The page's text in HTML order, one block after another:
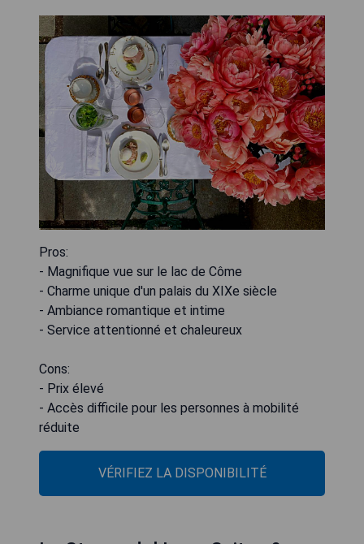
Pros:
- Magnifique vue sur le lac de Côme
- Charme unique d'un palais du XIXe siècle
- Ambiance romantique et intime
- Service attentionné et chaleureux
Cons:
- Prix élevé
- Accès difficile pour les personnes à mobilité
réduite
VÉRIFIEZ LA DISPONIBILITÉ